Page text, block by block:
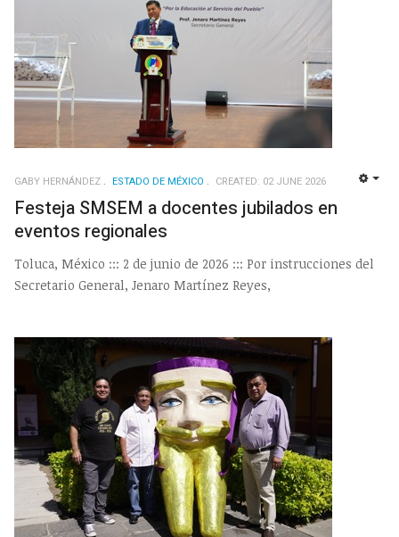
GABY HERNÁNDEZ ESTADO DE MÉXICO CREATED: 02 JUNE 2026
Festeja SMSEM a docentes jubilados en
eventos regionales
Toluca, México ::: 2 de junio de 2026 ::: Por instrucciones del
Secretario General, Jenaro Martínez Reyes,